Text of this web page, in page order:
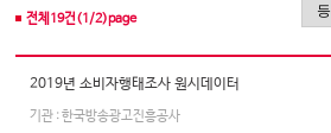
전체 19건(1 /2)page
2019년 소비자행태조사 원시데이터
기관 : 한국방송광고진흥공사